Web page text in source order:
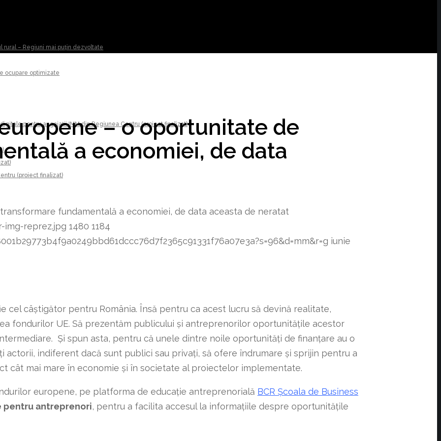
rural – Regiuni mai puțin dezvoltate
ocupare optimizate
pentru angajații IMM din Regiunea Centru (proiect finalizat)
(proiect finalizat)
– o oportunitate de
a economiei, de data
fundamentală a economiei, de data aceasta de neratat
reprez.jpg 1480 1184
iunie
cel câștigător pentru România. Însă pentru ca acest lucru să devină realitate,
fondurilor UE. Să prezentăm publicului și antreprenorilor oportunitățile acestor
Și spun asta, pentru că unele dintre noile oportunități de finanțare au o
indiferent dacă sunt publici sau privați, să ofere îndrumare și sprijin pentru a
cât mai mare în economie și în societate al proiectelor implementate.
europene, pe platforma de educație antreprenorială BCR Școala de Business
pentru antreprenori, pentru a facilita accesul la informațiile despre oportunitățile